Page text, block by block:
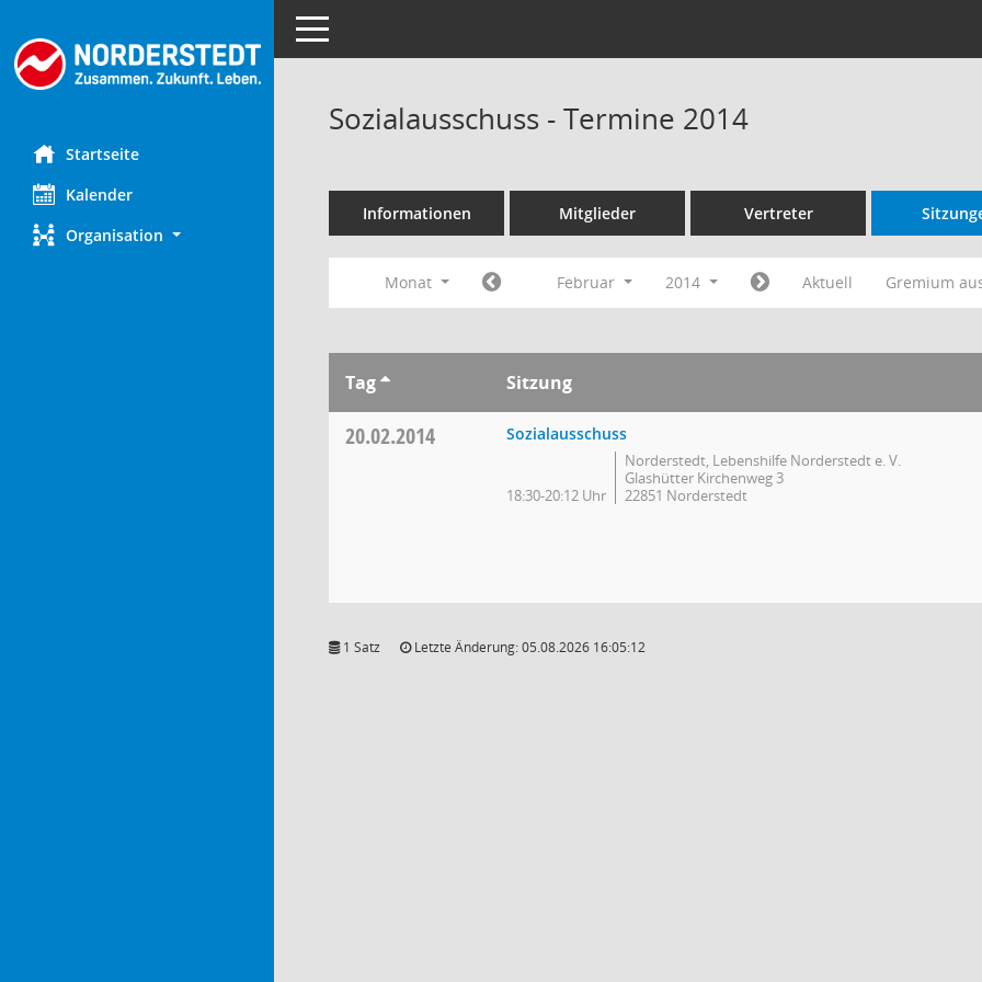
Startseite
Kalender
Organisation
Toggle navigation
Sozialausschuss - Termine 2014
Informationen Mitglieder Vertreter
Monat Februar 2014 Aktuell Gremium
Tag Sitzung
20.02.2014 Sozialausschuss
18:30-20:12 Uhr
Norderstedt, Lebenshilfe Norderstedt e. V.
Glashütter Kirchenweg 3
22851 Norderstedt
1 Satz Letzte Änderung: 05.08.2026 16:05:12